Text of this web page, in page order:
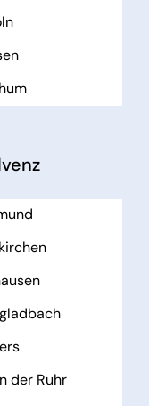
der Ruhr